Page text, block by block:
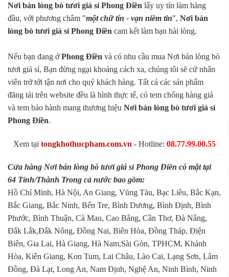
Nơi bán lòng bò tươi giá sỉ Phong Điền lấy uy tín làm hàng
đầu, với phương châm "một chữ tín - vạn niềm tin", Nơi bán
lòng bò tươi giá sỉ Phong Điền cam kết làm bạn hài lòng.
Nếu bạn đang ởPhong Điền và có nhu cầu mua Nơi bán lòng bò
tươi giá sỉ, Bạn đừng ngại khoảng cách xa, chúng tôi sẽ cử nhân
viên trở tới tận nơi cho quý khách hàng. Tất cả các sản phẩm
đăng tải trên website đều là hình thực tế, có tem chống hàng giả
và tem bảo hành mang thương hiệu Nơi bán lòng bò tươi giá sỉ
Phong Điền.
Xem tại tongkhothucpham.com.vn - Hotline: 08.77.99.00.55
Cửa hàng Nơi bán lòng bò tươi giá sỉ Phong Điền có mặt tại
64 Tỉnh/Thành Trong cả nước bao gồm:
Hồ Chí Minh, Hà Nội, An Giang, Vũng Tàu, Bạc Liêu, Bắc Kạn,
Bắc Giang, Bắc Ninh, Bến Tre, Bình Dương, Bình Định, Bình
Phước, Bình Thuận, Cà Mau, Cao Bằng, Cần Thơ, Đà Nẵng,
Đắk Lắk,Đắk Nông, Đồng Nai, Biên Hòa, Đồng Tháp, Điện
Biên, Gia Lai, Hà Giang, Hà Nam,Sài Gòn, TPHCM, Khánh
Hòa, Kiên Giang, Kon Tum, Lai Châu, Lào Cai, Lạng Sơn, Lâm
Đồng, Đà Lạt, Long An, Nam Định, Nghệ An, Ninh Bình, Ninh